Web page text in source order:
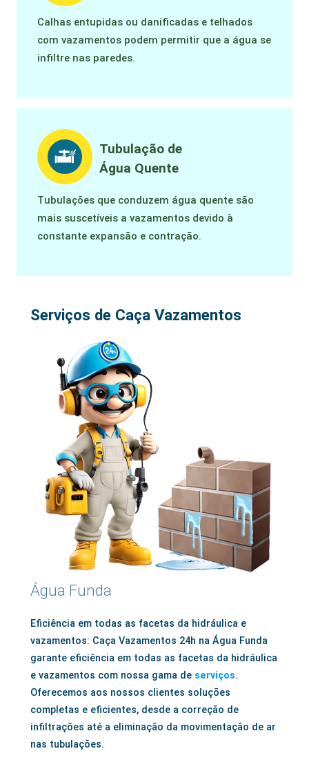
Calhas entupidas ou danificadas e telhados
com vazamentos podem permitir que a água se
infiltre nas paredes.
Tubulação de
Água Quente
Tubulações que conduzem água quente são
mais suscetíveis a vazamentos devido à
constante expansão e contração.
Serviços de Caça Vazamentos
Água Funda
Eficiência em todas as facetas da hidráulica e
vazamentos: Caça Vazamentos 24h na Água Funda
garante eficiência em todas as facetas da hidráulica
e vazamentos com nossa gama de serviços.
Oferecemos aos nossos clientes soluções
completas e eficientes, desde a correção de
infiltrações até a eliminação da movimentação de ar
nas tubulações.